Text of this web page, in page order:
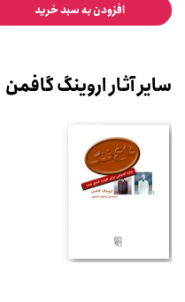
افزودن به سبد خرید
سایر آثار اروینگ گافمن